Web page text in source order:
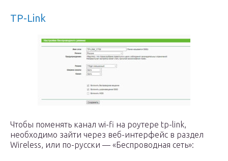
TP-Link
Чтобы поменять канал wi-fi на роутере tp-link,
необходимо зайти через веб-интерфейс в раздел
Wireless, или по-русски — «Беспроводная сеть»: